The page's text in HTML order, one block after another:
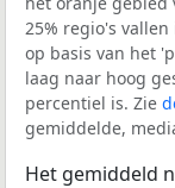
25% regio's
op basis van het
laag naar hoog
percentiel is. Zie
gemiddelde,
Het gemiddeld